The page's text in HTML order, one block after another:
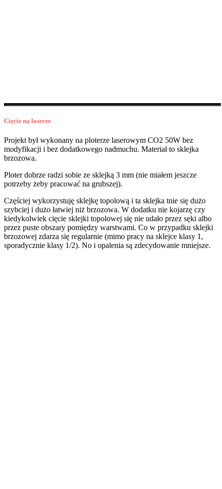
Cięcie na laserze
Projekt był wykonany na ploterze laserowym CO2 50W bez
modyfikacji i bez dodatkowego nadmuchu. Materiał to sklejka
brzozowa.
Ploter dobrze radzi sobie ze sklejką 3 mm (nie miałem jeszcze
potrzeby żeby pracować na grubszej).
Częściej wykorzystuję sklejkę topolową i ta sklejka tnie się dużo
szybciej i dużo łatwiej niż brzozowa. W dodatku nie kojarzę czy
kiedykolwiek cięcie sklejki topolowej się nie udało przez sęki albo
przez puste obszary pomiędzy warstwami. Co w przypadku sklejki
brzozowej zdarza się regularnie (mimo pracy na sklejce klasy 1,
sporadycznie klasy 1/2). No i opalenia są zdecydowanie mniejsze.